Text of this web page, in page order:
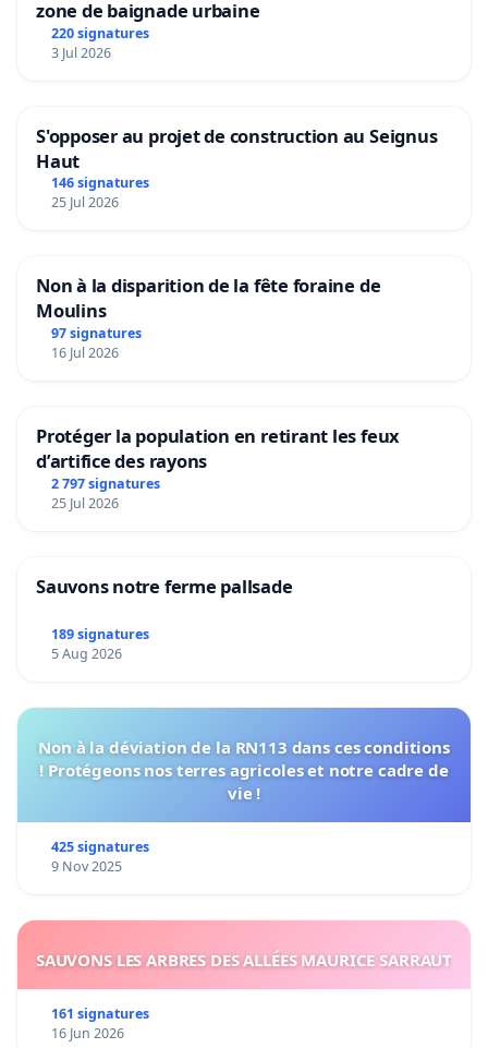
zone de baignade urbaine
220 signatures
3 Jul 2026
S'opposer au projet de construction au Seignus
Haut
146 signatures
25 Jul 2026
Non à la disparition de la fête foraine de
Moulins
97 signatures
16 Jul 2026
Protéger la population en retirant les feux
d’artifice des rayons
2 797 signatures
25 Jul 2026
Sauvons notre ferme pallsade
189 signatures
5 Aug 2026
Non à la déviation de la RN113 dans ces conditions
! Protégeons nos terres agricoles et notre cadre de
vie !
425 signatures
9 Nov 2025
SAUVONS LES ARBRES DES ALLÉES MAURICE SARRAUT
161 signatures
16 Jun 2026